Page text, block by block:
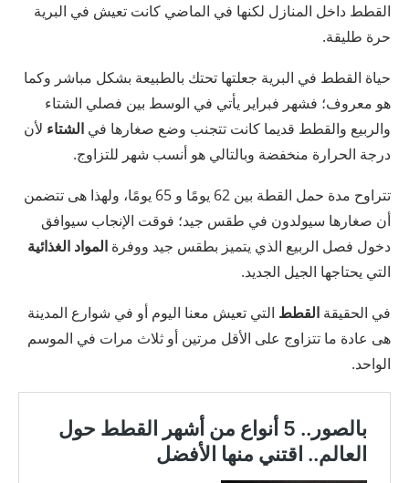
القطط داخل المنازل لكنها في الماضي كانت تعيش في البرية
حرة طليقة.
حياة القطط في البرية جعلتها تحتك بالطبيعة بشكل مباشر وكما
هو معروف؛ فشهر فبراير يأتي في الوسط بين فصلي الشتاء
والربيع والقطط قديما كانت تتجنب وضع صغارها في الشتاء لأن
درجة الحرارة منخفضة وبالتالي هو أنسب شهر للتزاوج.
تتراوح مدة حمل القطة بين 62 يومًا و 65 يومًا، ولهذا هى تتضمن
أن صغارها سيولدون في طقس جيد؛ فوقت الإنجاب سيوافق
دخول فصل الربيع الذي يتميز بطقس جيد ووفرة المواد الغذائية
التي يحتاجها الجيل الجديد.
في الحقيقة القطط التي تعيش معنا اليوم أو في شوارع المدينة
هى عادة ما تتزاوج على الأقل مرتين أو ثلاث مرات في الموسم
الواحد.